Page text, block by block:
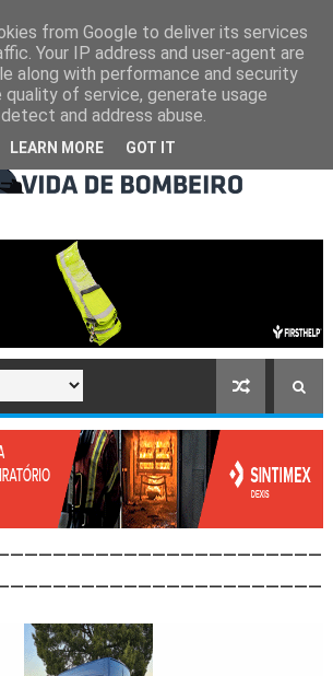
from Google to deliver its services
Your IP address and user-agent are
along with performance and security
of service, generate usage
and address abuse.
LEARN MORE GOT IT